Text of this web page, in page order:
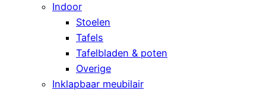
Indoor
Stoelen
Tafels
Tafelbladen & poten
Overige
Inklapbaar meubilair